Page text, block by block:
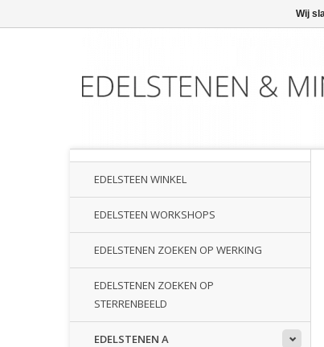
EDELSTEEN WINKEL
EDELSTEEN WORKSHOPS
EDELSTENEN ZOEKEN OP WERKING
EDELSTENEN ZOEKEN OP
STERRENBEELD
EDELSTENEN A
Wij